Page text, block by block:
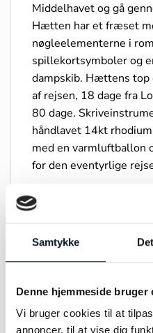
Samtykke
Denne hjemmeside bruger
Vi bruger cookies til at
annoncer, til at vise dig
Middelhavet og gå
Hætten har et fræset
nøgleelementerne i
spillekortsymboler og
dampskib. Hættens
af rejsen, 18 dage fra
80 dage.
håndlavet 14kt
med en varmluftballon
for den eventyrlige
DU KUNNE OGSÅ